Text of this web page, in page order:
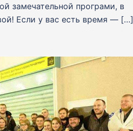
замечательной програми, в
Если у вас есть время — […]